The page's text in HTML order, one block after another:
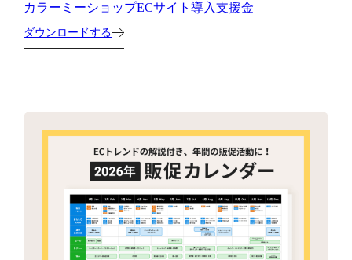
カラーミーショップECサイト導入支援金
ダウンロードする